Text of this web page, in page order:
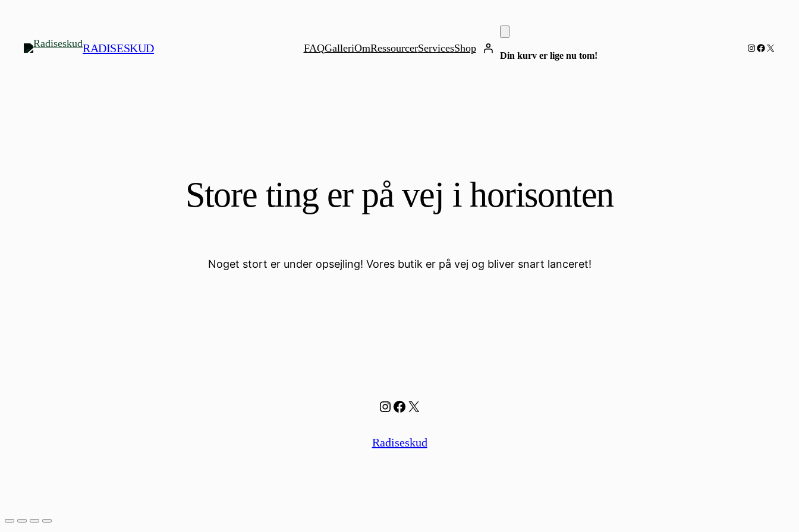
RADISESKUD FAQGalleriOmRessourcerServicesShop
Din kurv er lige nu tom!
Instagram
Facebook
X
Store ting er på vej i horisonten
Noget stort er under opsejling! Vores butik er på vej og bliver snart lanceret!
Instagram
Facebook
X
Radiseskud